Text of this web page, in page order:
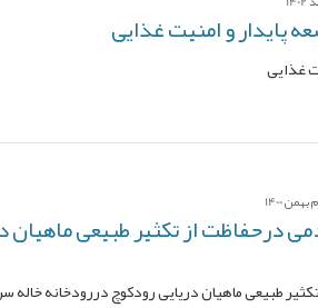
پایدار و امنیت غذایی
غذایی
1400
درحفاظت از تکثیر طبیعی ماهیان
طبیعی ماهیان دریایی رودکوچ دررودخانه خاله